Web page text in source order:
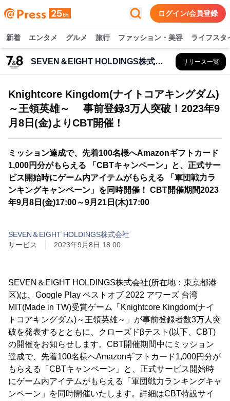
ログイン/会員登録
新着 エンタメ グルメ 旅行 ファッション・美容 ライフスタ
SEVEN＆EIGHT HOLDINGS株式会社 リリース一覧
Knightcore Kingdom(ナイトコアキングダム)
～王領英雄～ 事前登録3万人突破！2023年9
月8日(金)よりCBT開催！
ミッション達成で、先着100名様へAmazonギフトカード
1,000円分がもらえる 「CBTキャンペーン」と、正式サー
ビス開始時にゲーム内アイテムがもらえる 「軍団戦力ラ
ンキングキャンペーン」を同時開催！ CBT開催期間2023
年9月8日(金)17:00～9月21日(木)17:00
SEVEN＆EIGHT HOLDINGS株式会社
サービス
2023年9月8日 18:00
SEVEN＆EIGHT HOLDINGS株式会社(所在地：東京都港
区)は、Google Play ベストオブ 2022 アワーズ 台湾
MIT(Made in TW)受賞ゲーム「Knightcore Kingdom(ナイ
トコアキングダム)～王領英雄～」が事前登録者数3万人突
破を発表するとともに、クローズドβテスト(以下、CBT)
の開催をお知らせします。CBT開催期間中にミッション
達成で、先着100名様へAmazonギフトカード1,000円分が
もらえる「CBTキャンペーン」と、正式サービス開始時
にゲーム内アイテムがもらえる「軍団戦力ランキングキャ
ンペーン」を同時開催いたします。詳細はCBT特設サイ